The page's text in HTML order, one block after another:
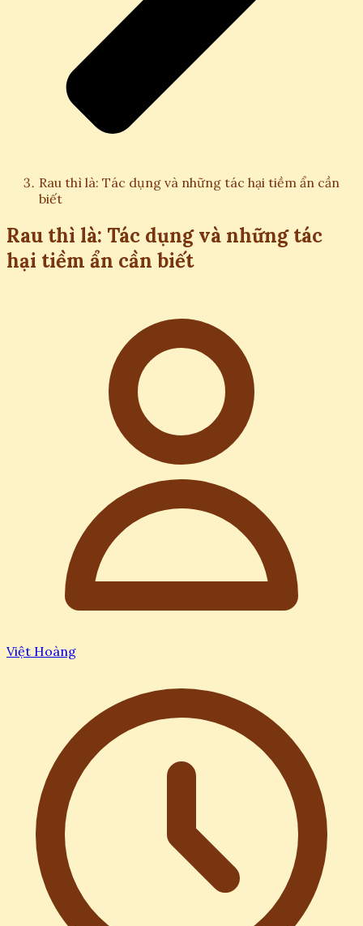
Rau thì là: Tác dụng và những tác hại tiềm ẩn cần
biết
Rau thì là: Tác dụng và những tác
hại tiềm ẩn cần biết
Việt Hoàng